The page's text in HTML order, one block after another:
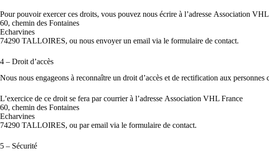
Pour pouvoir exercer ces droits, vous pouvez nous écrire à l’adresse Association
60, chemin des Fontaines
Echarvines
74290 TALLOIRES, ou nous envoyer un email via le formulaire de contact.
4 – Droit d’accès
Nous nous engageons à reconnaître un droit d’accès et de rectification aux
L’exercice de ce droit se fera par courrier à l’adresse Association VHL France
60, chemin des Fontaines
Echarvines
74290 TALLOIRES, ou par email via le formulaire de contact.
5 – Sécurité